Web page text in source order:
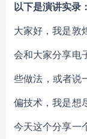
以下是演讲实录：
大家好，我是敦
会和大家分享电
些做法，或者说
偏技术，我是想
今天这个分享一